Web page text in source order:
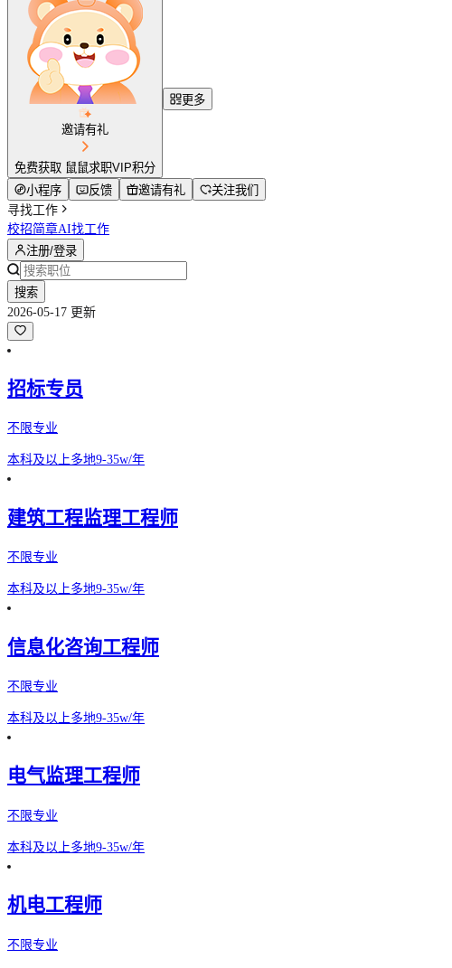
邀请有礼
免费获取 鼠鼠求职VIP积分
更多
小程序 反馈 邀请有礼
关注我们
寻找工作
校招简章AI找工作
注册/登录
搜索
2026-05-17 更新
招标专员
不限专业
本科及以上多地9-35w/年
建筑工程监理工程师
不限专业
本科及以上多地9-35w/年
信息化咨询工程师
不限专业
本科及以上多地9-35w/年
电气监理工程师
不限专业
本科及以上多地9-35w/年
机电工程师
不限专业